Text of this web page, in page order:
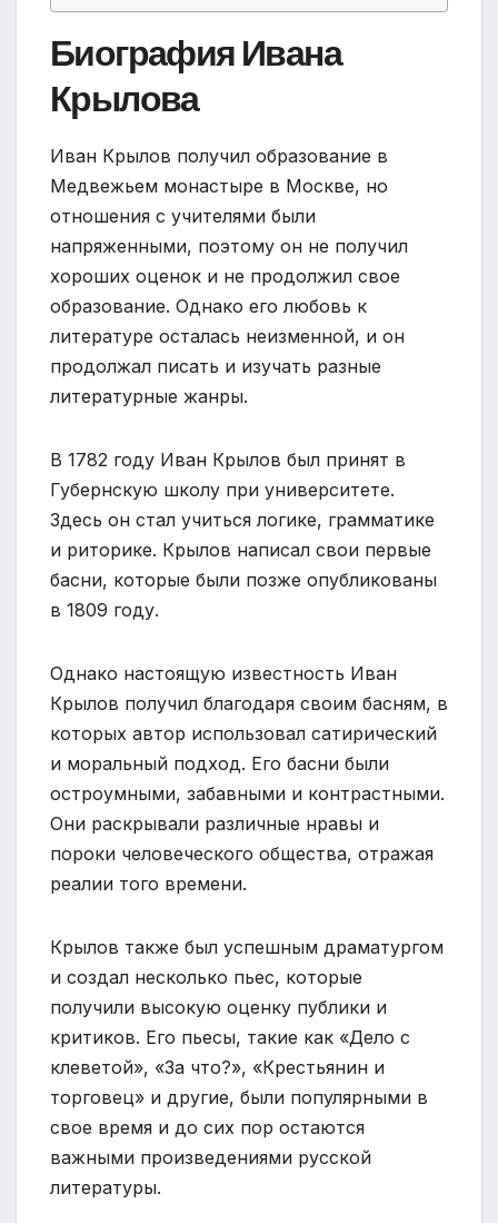
Биография Ивана
Крылова
Иван Крылов получил образование в
Медвежьем монастыре в Москве, но
отношения с учителями были
напряженными, поэтому он не получил
хороших оценок и не продолжил свое
образование. Однако его любовь к
литературе осталась неизменной, и он
продолжал писать и изучать разные
литературные жанры.
В 1782 году Иван Крылов был принят в
Губернскую школу при университете.
Здесь он стал учиться логике, грамматике
и риторике. Крылов написал свои первые
басни, которые были позже опубликованы
в 1809 году.
Однако настоящую известность Иван
Крылов получил благодаря своим басням, в
которых автор использовал сатирический
и моральный подход. Его басни были
остроумными, забавными и контрастными.
Они раскрывали различные нравы и
пороки человеческого общества, отражая
реалии того времени.
Крылов также был успешным драматургом
и создал несколько пьес, которые
получили высокую оценку публики и
критиков. Его пьесы, такие как «Дело с
клеветой», «За что?», «Крестьянин и
торговец» и другие, были популярными в
свое время и до сих пор остаются
важными произведениями русской
литературы.